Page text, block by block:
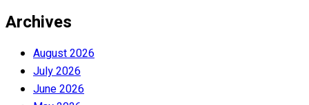
Archives
August 2026
July 2026
June 2026